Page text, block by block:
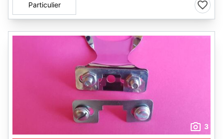
Particulier
3